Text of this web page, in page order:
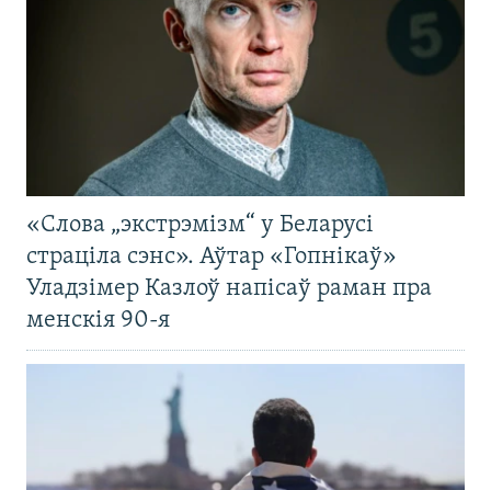
«Слова „экстрэмізм“ у Беларусі
страціла сэнс». Аўтар «Гопнікаў»
Уладзімер Казлоў напісаў раман пра
менскія 90-я